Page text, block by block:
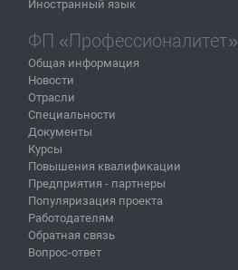
Иностранный язык
ФП «Профессионалитет»
Общая информация
Новости
Отрасли
Специальности
Документы
Курсы
Повышения квалификации
Предприятия - партнеры
Популяризация проекта
Работодателям
Обратная связь
Вопрос-ответ